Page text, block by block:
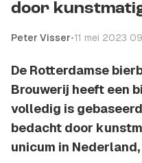
door
Peter Visser•11 mei 2023
De Rotterdamse
Brouwerij heeft een
volledig is
bedacht door
unicum in